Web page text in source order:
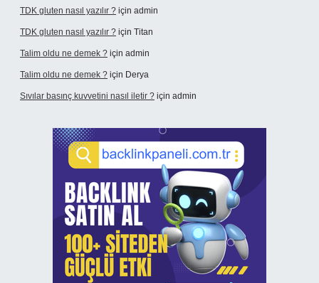
TDK gluten nasıl yazılır ? için admin
TDK gluten nasıl yazılır ? için Titan
Talim oldu ne demek ? için admin
Talim oldu ne demek ? için Derya
Sıvılar basınç kuvvetini nasıl iletir ? için admin